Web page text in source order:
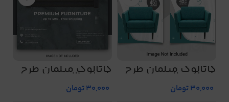
کاتالوگ مبلمان طرح
شماره 20
30,000تومان
کاتالوگ مبلمان طرح
شماره 21
30,000تومان